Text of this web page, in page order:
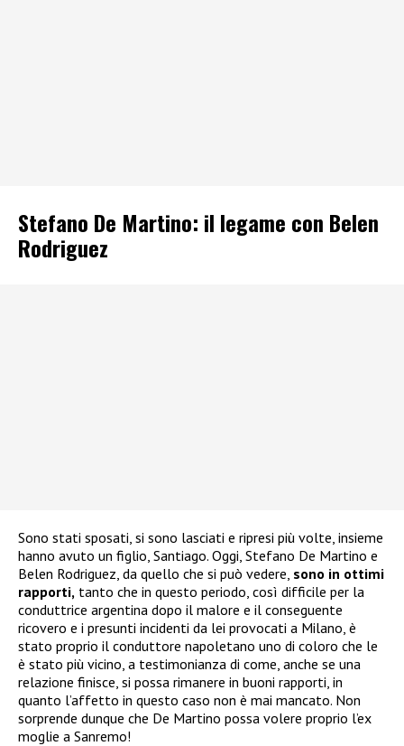
Stefano De Martino: il legame con Belen
Rodriguez
Sono stati sposati, si sono lasciati e ripresi più volte, insieme
hanno avuto un figlio, Santiago. Oggi, Stefano De Martino e
Belen Rodriguez, da quello che si può vedere, sono in ottimi
rapporti, tanto che in questo periodo, così difficile per la
conduttrice argentina dopo il malore e il conseguente
ricovero e i presunti incidenti da lei provocati a Milano, è
stato proprio il conduttore napoletano uno di coloro che le
è stato più vicino, a testimonianza di come, anche se una
relazione finisce, si possa rimanere in buoni rapporti, in
quanto l’affetto in questo caso non è mai mancato. Non
sorprende dunque che De Martino possa volere proprio l’ex
moglie a Sanremo!